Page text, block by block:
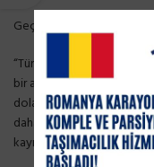
Geçmiş yıllardaki
“Türkiye 1974’te bir yılda
bir ayda 1,5 milyar
dolarlık ihracat yaptık.
daha güçleneceğiz.
kaynak:www.dunya.com